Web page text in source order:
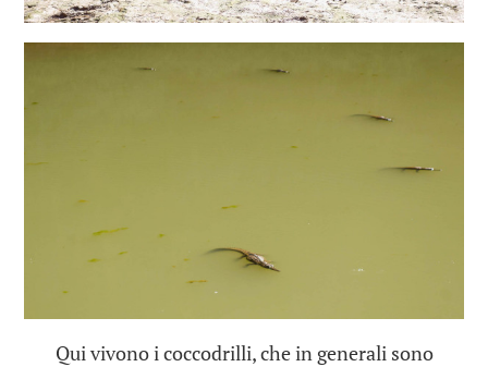
Qui vivono i coccodrilli, che in generali sono